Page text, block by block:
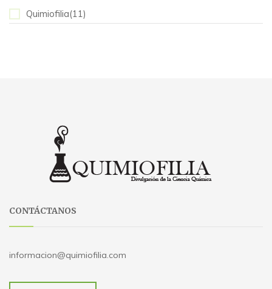
Quimiofilia(11)
CONTÁCTANOS
informacion@quimiofilia.com